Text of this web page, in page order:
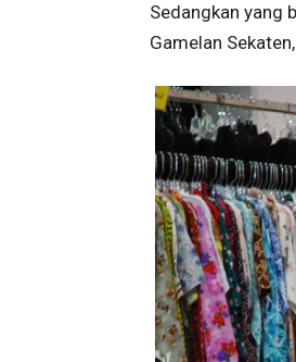
Sedangkan yang
Gamelan